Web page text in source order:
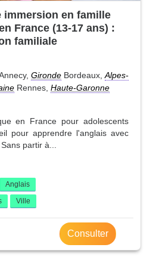
en famille
France (13-17 ans) :
familiale
Gironde Bordeaux,Alpes-
Rennes, Haute-Garonne
en France pour adolescents
pour apprendre l'anglais avec
partir à...
Anglais
Ville
Consulter